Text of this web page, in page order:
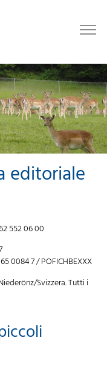
editoriale
552 06 00
0084 7 / POFICHBEXXX
Svizzera. Tutti i